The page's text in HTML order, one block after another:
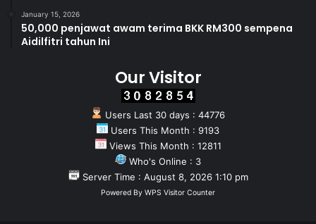
January 15, 2026
50,000 penjawat awam terima BKK RM300 sempena
Aidilfitri tahun Ini
Our Visitor
Users Last 30 days : 44776
Users This Month : 9193
Views This Month : 12811
Who's Online : 3
Server Time : August 8, 2026 1:10 pm
Powered By WPS Visitor Counter